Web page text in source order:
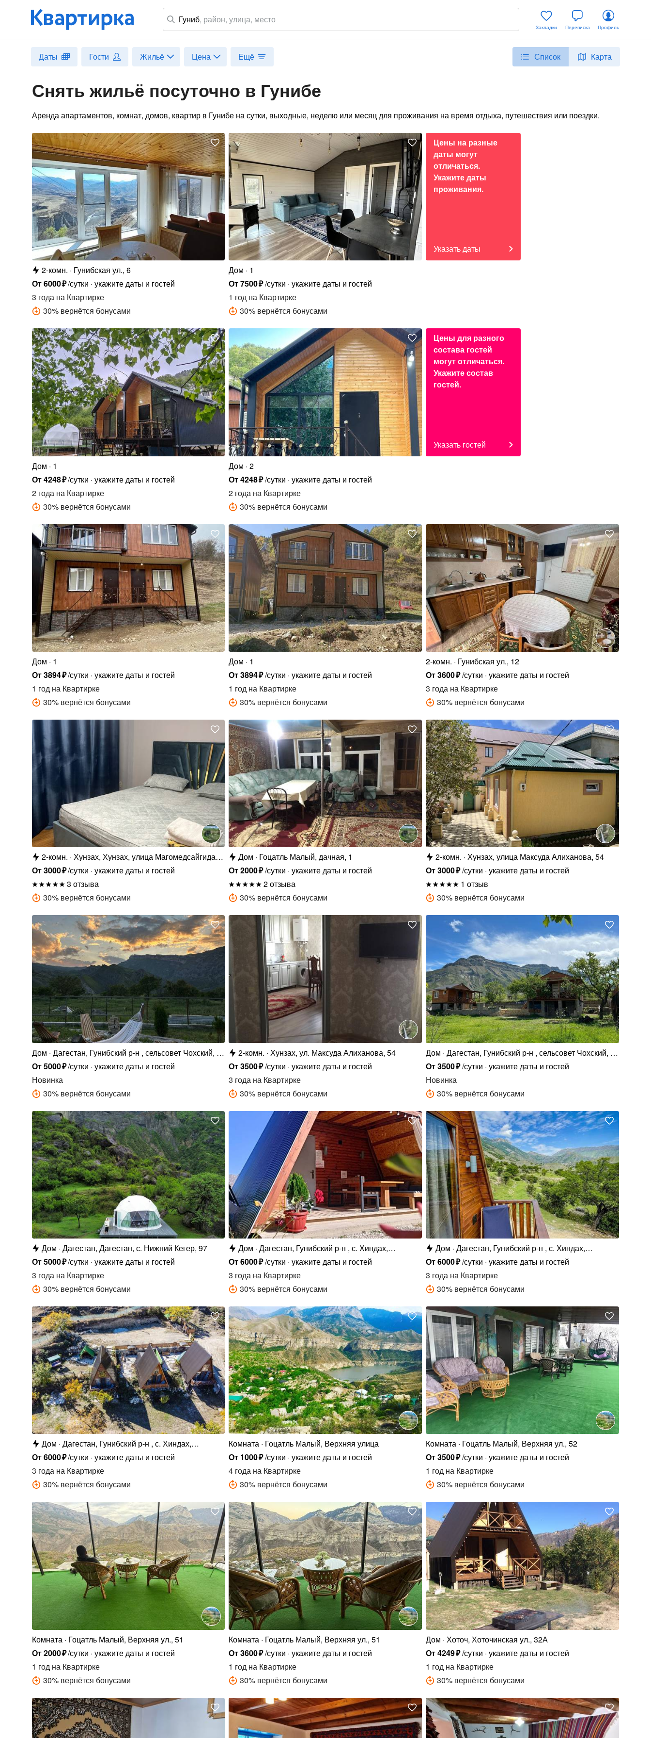
Гуниб, район, улица, место
Закладки Переписка Профиль
Даты Гости Жильё Цена Ещё Список Карта
Снять жильё посуточно в Гунибе
Аренда апартаментов, комнат, домов, квартир в Гунибе на сутки, выходные, неделю или месяц для проживания на время отдыха, путешествия или поездки.
2-комн.
Гунибская ул., 6
От6000₽/сутки укажите даты и гостей
3 годана Квартирке
30% вернётся бонусами
Дом
1
От7500₽/сутки укажите даты и гостей
1 год на Квартирке
30% вернётся бонусами
Цены на разные
даты могут
отличаться.
Укажите даты
проживания.
Указать даты
Дом
1
От4248₽/сутки укажите даты и гостей
2 годана Квартирке
30% вернётся бонусами
Дом 2
От4248₽/сутки укажите даты и гостей
2 года на Квартирке
30% вернётся бонусами
Цены для разного
состава гостей
могут отличаться.
Укажите состав
гостей.
Указать гостей
Дом
1
От3894₽/сутки укажите даты и гостей
1 годна Квартирке
30% вернётся бонусами
Дом
1
От3894₽/сутки укажите даты и гостей
1 год на Квартирке
30% вернётся бонусами
2-комн.
Гунибская ул., 12
От3600₽/сутки укажите даты и гостей
3 года на Квартирке
30% вернётся бонусами
2-комн. Хунзах, Хунзах, улица Магомедсайгида
Гаджиева 13
От3000₽/сутки укажите даты и гостей
3 отзыва
30% вернётся бонусами
Дом
Гоцатль Малый, дачная, 1
От2000₽/сутки укажите даты и гостей
2 отзыва
30% вернётся бонусами
2-комн. Хунзах, улица Максуда Алиханова, 54
От3000₽/сутки укажите даты и гостей
1 отзыв
30% вернётся бонусами
Дом Дагестан, Гунибский р-н , сельсовет Чохский, с.
Коммуна, 18А
От5000₽/сутки укажите даты и гостей
Новинка
30% вернётся бонусами
2-комн. Хунзах, ул. Максуда Алиханова, 54
От3500₽/сутки укажите даты и гостей
3 года на Квартирке
30% вернётся бонусами
Дом Дагестан, Гунибский р-н , сельсовет Чохский, с.
Коммуна, 18А
От3500₽/сутки укажите даты и гостей
Новинка
30% вернётся бонусами
Дом Дагестан, Дагестан, с. Нижний Кегер, 97
От5000₽/сутки укажите даты и гостей
3 годана Квартирке
30% вернётся бонусами
Дом Дагестан, Гунибский р-н , с. Хиндах,
Хиндахская, ст1
От6000₽/сутки укажите даты и гостей
3 года на Квартирке
30% вернётся бонусами
Дом Дагестан, Гунибский р-н , с. Хиндах,
Хиндахская, ст1
От6000₽/сутки укажите даты и гостей
3 года на Квартирке
30% вернётся бонусами
Дом Дагестан, Гунибский р-н , с. Хиндах,
Хиндахская, ст1
От6000₽/сутки укажите даты и гостей
3 годана Квартирке
30% вернётся бонусами
Комната Гоцатль Малый, Верхняя улица
От 1000₽/сутки укажите даты и гостей
4 года на Квартирке
30% вернётся бонусами
Комната Гоцатль Малый, Верхняя ул., 52
От3500₽/сутки укажите даты и гостей
1 год на Квартирке
30% вернётся бонусами
Комната Гоцатль Малый, Верхняя ул., 51
От2000₽/сутки укажите даты и гостей
1 годна Квартирке
30% вернётся бонусами
Комната Гоцатль Малый, Верхняя ул., 51
От3600₽/сутки укажите даты и гостей
1 год на Квартирке
30% вернётся бонусами
Дом Хоточ, Хоточинская ул., 32А
От4249₽/сутки укажите даты и гостей
1 год на Квартирке
30% вернётся бонусами